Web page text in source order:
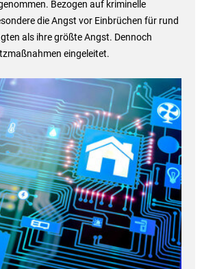
Bezogen auf kriminelle
die Angst vor Einbrüchen für rund
als ihre größte Angst. Dennoch
eingeleitet.